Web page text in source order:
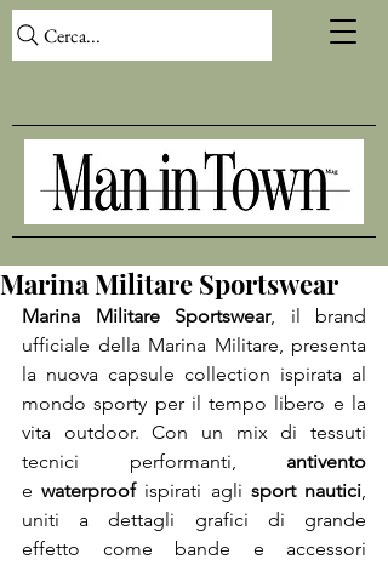
Cerca...
Marina Militare Sportswear
Marina Militare Sportswear, il brand
ufficiale della Marina Militare, presenta
la nuova capsule collection ispirata al
mondo sporty per il tempo libero e la
vita outdoor. Con un mix di tessuti
tecnici performanti, antivento
e waterproof ispirati agli sport nautici,
uniti a dettagli grafici di grande
effetto come bande e accessori